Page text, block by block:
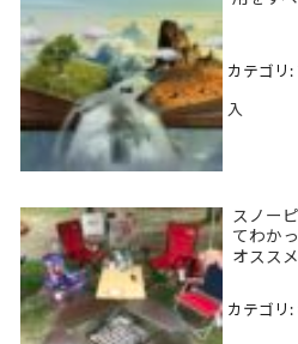
カテゴリ:
入
スノー
てわか
オスス
カテゴリ: